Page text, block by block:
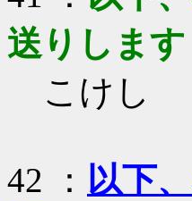
送りします
こけし
42 ： 以下